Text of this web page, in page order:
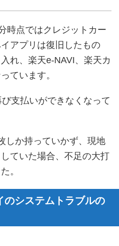
時点ではクレジットカー
アプリは復旧したもの
れ、楽天e-NAVI、楽天カ
ています。
支払いができなくなって
しか持っていかず、現地
ていた場合、不足の大打
。
のシステムトラブルの